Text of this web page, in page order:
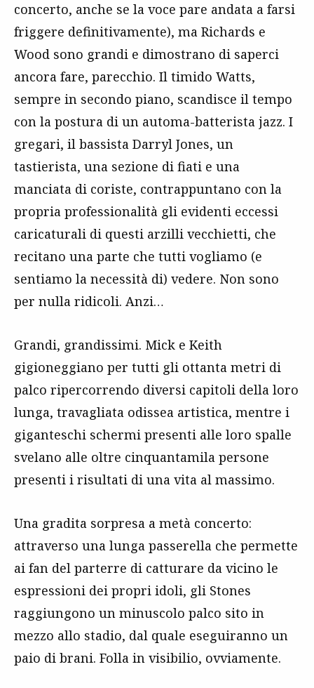
concerto, anche se la voce pare andata a farsi
friggere definitivamente), ma Richards e
Wood sono grandi e dimostrano di saperci
ancora fare, parecchio. Il timido Watts,
sempre in secondo piano, scandisce il tempo
con la postura di un automa-batterista jazz. I
gregari, il bassista Darryl Jones, un
tastierista, una sezione di fiati e una
manciata di coriste, contrappuntano con la
propria professionalità gli evidenti eccessi
caricaturali di questi arzilli vecchietti, che
recitano una parte che tutti vogliamo (e
sentiamo la necessità di) vedere. Non sono
per nulla ridicoli. Anzi…
Grandi, grandissimi. Mick e Keith
gigioneggiano per tutti gli ottanta metri di
palco ripercorrendo diversi capitoli della loro
lunga, travagliata odissea artistica, mentre i
giganteschi schermi presenti alle loro spalle
svelano alle oltre cinquantamila persone
presenti i risultati di una vita al massimo.
Una gradita sorpresa a metà concerto:
attraverso una lunga passerella che permette
ai fan del parterre di catturare da vicino le
espressioni dei propri idoli, gli Stones
raggiungono un minuscolo palco sito in
mezzo allo stadio, dal quale eseguiranno un
paio di brani. Folla in visibilio, ovviamente.